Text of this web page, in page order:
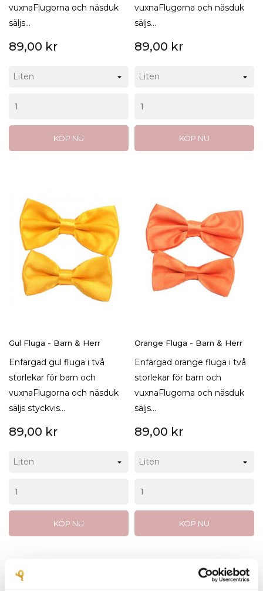
vuxnaFlugorna och näsduk
säljs...
89,00 kr
KÖP NU
vuxnaFlugorna och näsduk
säljs...
89,00 kr
KÖP NU
Gul Fluga - Barn & Herr
Enfärgad gul fluga i två
storlekar för barn och
vuxnaFlugorna och näsduk
säljs styckvis...
89,00 kr
KÖP NU
Orange Fluga - Barn & Herr
Enfärgad orange fluga i två
storlekar för barn och
vuxnaFlugorna och näsduk
säljs...
89,00 kr
KÖP NU